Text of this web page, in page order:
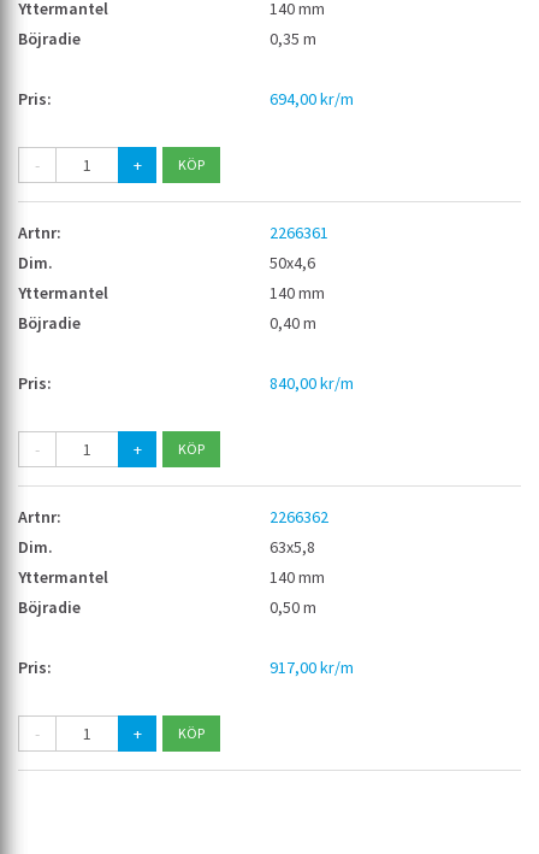
140 mm
0,35 m
694,00 kr/m
- +
2266361
50x4,6
140 mm
0,40 m
840,00 kr/m
- +
2266362
63x5,8
140 mm
0,50 m
917,00 kr/m
- +